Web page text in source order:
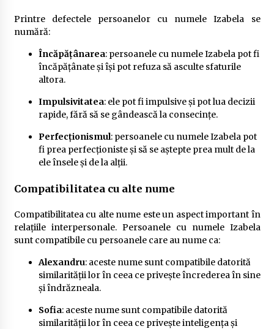
Printre defectele persoanelor cu numele Izabela se
numără:
Încăpățânarea: persoanele cu numele Izabela pot fi
încăpățânate și își pot refuza să asculte sfaturile
altora.
Impulsivitatea: ele pot fi impulsive și pot lua decizii
rapide, fără să se gândească la consecințe.
Perfecționismul: persoanele cu numele Izabela pot
fi prea perfecționiste și să se aștepte prea mult de la
ele însele și de la alții.
Compatibilitatea cu alte nume
Compatibilitatea cu alte nume este un aspect important în
relațiile interpersonale. Persoanele cu numele Izabela
sunt compatibile cu persoanele care au nume ca:
Alexandru: aceste nume sunt compatibile datorită
similarității lor în ceea ce privește încrederea în sine
și îndrăzneala.
Sofia: aceste nume sunt compatibile datorită
similarității lor în ceea ce privește inteligența și